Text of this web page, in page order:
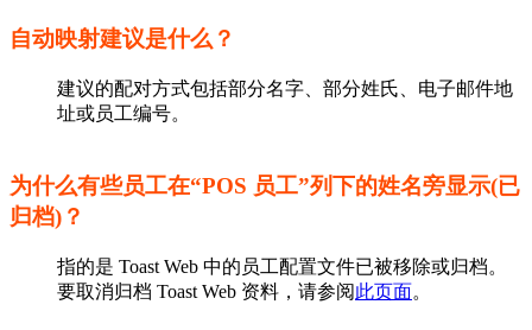
自动映射建议是什么？
建议的配对方式包括部分名字、部分姓氏、电子邮件地
址或员工编号。
为什么有些员工在“POS 员工”列下的姓名旁显示(已
归档)？
指的是 Toast Web 中的员工配置文件已被移除或归档。
要取消归档 Toast Web 资料，请参阅此页面。